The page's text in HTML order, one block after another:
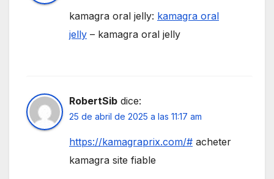
kamagra oral jelly: kamagra oral
jelly – kamagra oral jelly
RobertSib dice:
25 de abril de 2025 a las 11:17 am
https://kamagraprix.com/# acheter
kamagra site fiable